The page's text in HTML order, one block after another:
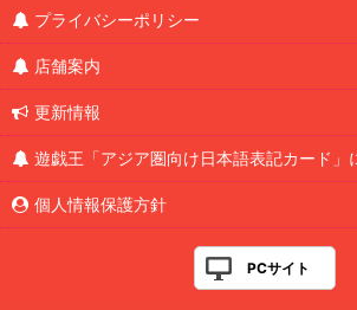
プライバシーポリシー
店舗案内
更新情報
遊戯王「アジア圏向け日本語表記カード」
個人情報保護方針
PCサイト